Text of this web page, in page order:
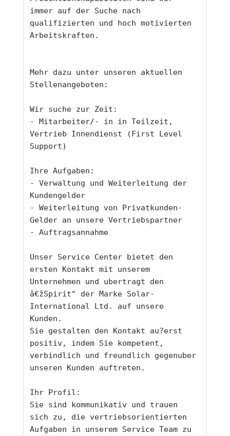
immer auf der Suche nach
qualifizierten und hoch motivierten
Arbeitskraften.
Mehr dazu unter unseren aktuellen
Stellenangeboten:
Wir suche zur Zeit:
- Mitarbeiter/- in in Teilzeit,
Vertrieb Innendienst (First Level
Support)
Ihre Aufgaben:
- Verwaltung und Weiterleitung der
Kundengelder
- Weiterleitung von Privatkunden-
Gelder an unsere Vertriebspartner
- Auftragsannahme
Unser Service Center bietet den
ersten Kontakt mit unserem
Unternehmen und ubertragt den
â€žSpirit" der Marke Solar-
International Ltd. auf unsere
Kunden.
Sie gestalten den Kontakt au?erst
positiv, indem Sie kompetent,
verbindlich und freundlich gegenuber
unseren Kunden auftreten.
Ihr Profil:
Sie sind kommunikativ und trauen
sich zu, die vertriebsorientierten
Aufgaben in unserem Service Team zu